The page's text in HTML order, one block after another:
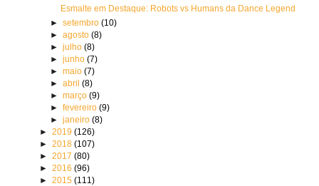
Esmalte em Destaque: Robots vs Humans da Dance Legend
► setembro (10)
► agosto (8)
► julho (8)
► junho (7)
► maio (7)
► abril (8)
► março (9)
► fevereiro (9)
► janeiro (8)
►2019(126)
►2018(107)
►2017(80)
►2016(96)
►2015(111)